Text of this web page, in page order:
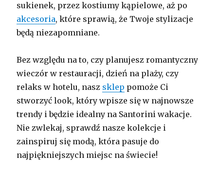
sukienek, przez kostiumy kąpielowe, aż po
akcesoria, które sprawią, że Twoje stylizacje
będą niezapomniane.
Bez względu na to, czy planujesz romantyczny
wieczór w restauracji, dzień na plaży, czy
relaks w hotelu, nasz sklep pomoże Ci
stworzyć look, który wpisze się w najnowsze
trendy i będzie idealny na Santorini wakacje.
Nie zwlekaj, sprawdź nasze kolekcje i
zainspiruj się modą, która pasuje do
najpiękniejszych miejsc na świecie!